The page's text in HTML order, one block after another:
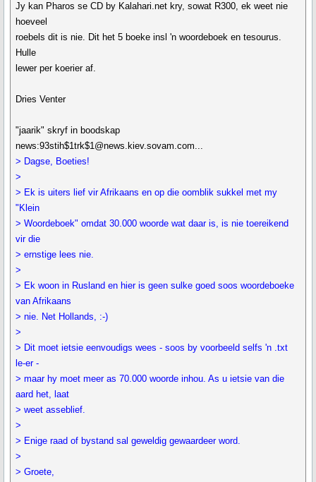
Jy kan Pharos se CD by Kalahari.net kry, sowat R300, ek weet nie
hoeveel
roebels dit is nie. Dit het 5 boeke insl 'n woordeboek en tesourus.
Hulle
lewer per koerier af.
Dries Venter
"jaarik" skryf in boodskap
news:93stih$1trk$1@news.kiev.sovam.com...
> Dagse, Boeties!
>
> Ek is uiters lief vir Afrikaans en op die oomblik sukkel met my
"Klein
> Woordeboek" omdat 30.000 woorde wat daar is, is nie toereikend
vir die
> ernstige lees nie.
>
> Ek woon in Rusland en hier is geen sulke goed soos woordeboeke
van Afrikaans
> nie. Net Hollands, :-)
>
> Dit moet ietsie eenvoudigs wees - soos by voorbeeld selfs 'n .txt
le-er -
> maar hy moet meer as 70.000 woorde inhou. As u ietsie van die
aard het, laat
> weet asseblief.
>
> Enige raad of bystand sal geweldig gewaardeer word.
>
> Groete,